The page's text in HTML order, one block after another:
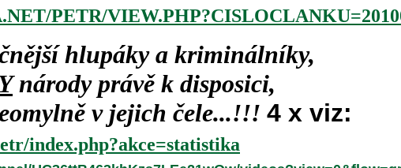
PETR/
hlupáky a kriminálníky,
národy právě k disposici,
v jejich čele...!!! 4 x viz:
index.php?akce=statistika